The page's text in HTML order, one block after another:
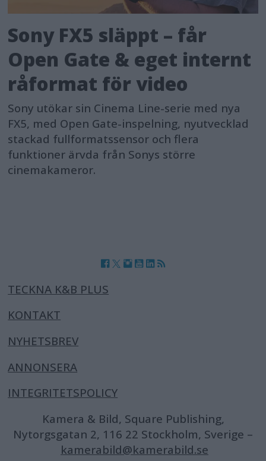
Sony FX5 släppt – får
Open Gate & eget internt
råformat för video
Sony utökar sin Cinema Line-serie med nya
FX5, med Open Gate-inspelning, nyutvecklad
stackad fullformatssensor och flera
funktioner ärvda från Sonys större
cinemakameror.
TECKNA K&B PLUS
KONTAKT
NYHETSBREV
ANNONSERA
INTEGRITETSPOLICY
Kamera & Bild, Square Publishing,
Nytorgsgatan 2, 116 22 Stockholm, Sverige –
kamerabild@kamerabild.se